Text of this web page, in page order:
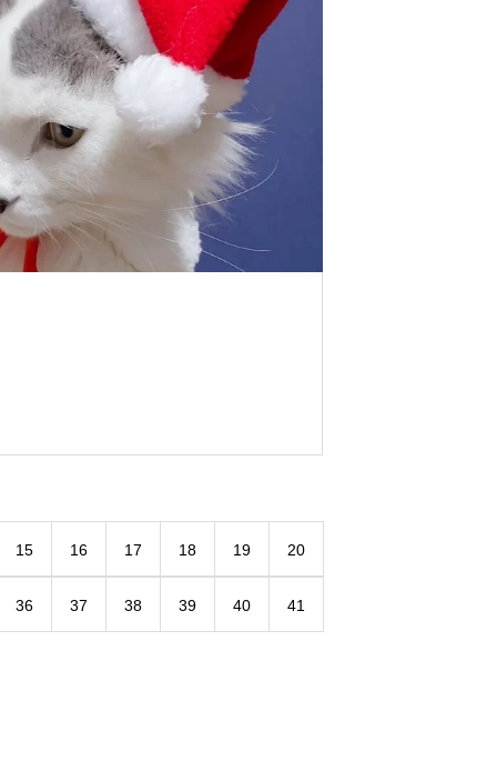
15 16 17 18 19 20
36 37 38 39 40 41